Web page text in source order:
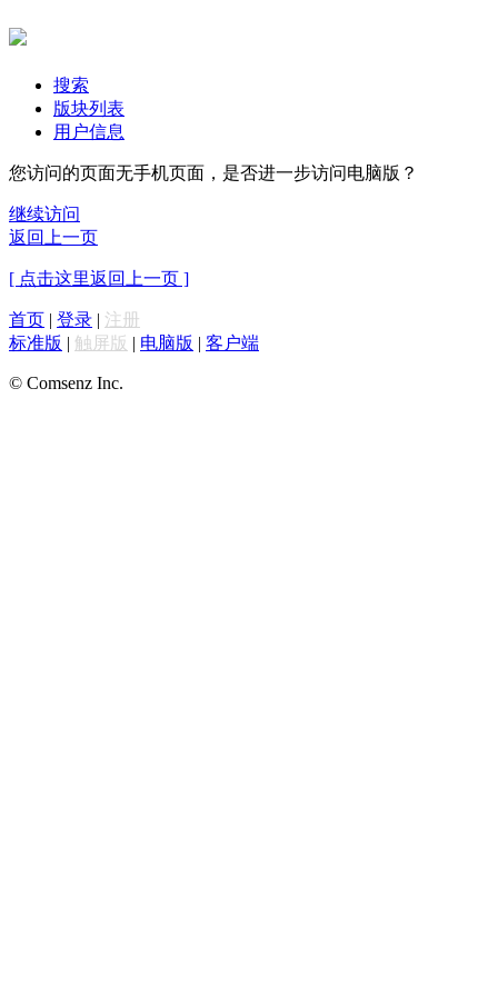
搜索
版块列表
用户信息
您访问的页面无手机页面，是否进一步访问电脑版？
继续访问
返回上一页
[ 点击这里返回上一页 ]
首页 | 登录 | 注册
标准版 | 触屏版 | 电脑版 | 客户端
© Comsenz Inc.